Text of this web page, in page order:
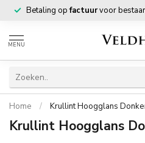
Betaling opfactuurvoor
MENU
Home / Krullint Hoogglans
Krullint Hoogglans